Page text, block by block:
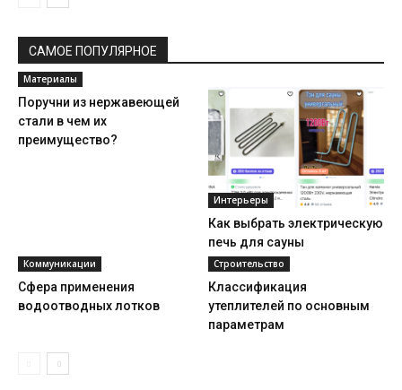
САМОЕ ПОПУЛЯРНОЕ
Материалы
Поручни из нержавеющей
стали в чем их
преимущество?
Интерьеры
Как выбрать электрическую
печь для сауны
Коммуникации
Сфера применения
водоотводных лотков
Строительство
Классификация
утеплителей по основным
параметрам